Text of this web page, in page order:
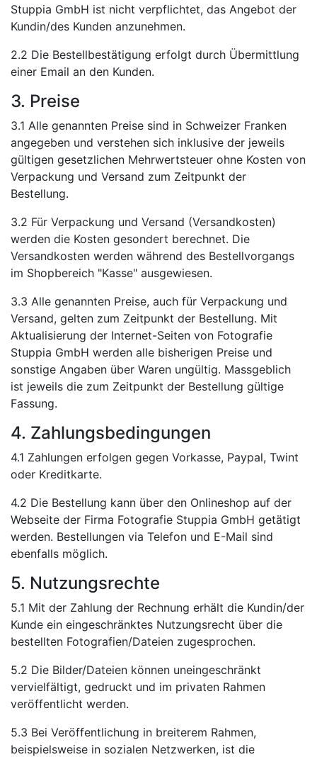
Stuppia GmbH ist nicht verpflichtet, das Angebot der
Kundin/des Kunden anzunehmen.
2.2 Die Bestellbestätigung erfolgt durch Übermittlung
einer Email an den Kunden.
3. Preise
3.1 Alle genannten Preise sind in Schweizer Franken
angegeben und verstehen sich inklusive der jeweils
gültigen gesetzlichen Mehrwertsteuer ohne Kosten von
Verpackung und Versand zum Zeitpunkt der
Bestellung.
3.2 Für Verpackung und Versand (Versandkosten)
werden die Kosten gesondert berechnet. Die
Versandkosten werden während des Bestellvorgangs
im Shopbereich "Kasse" ausgewiesen.
3.3 Alle genannten Preise, auch für Verpackung und
Versand, gelten zum Zeitpunkt der Bestellung. Mit
Aktualisierung der Internet-Seiten von Fotografie
Stuppia GmbH werden alle bisherigen Preise und
sonstige Angaben über Waren ungültig. Massgeblich
ist jeweils die zum Zeitpunkt der Bestellung gültige
Fassung.
4. Zahlungsbedingungen
4.1 Zahlungen erfolgen gegen Vorkasse, Paypal, Twint
oder Kreditkarte.
4.2 Die Bestellung kann über den Onlineshop auf der
Webseite der Firma Fotografie Stuppia GmbH getätigt
werden. Bestellungen via Telefon und E-Mail sind
ebenfalls möglich.
5. Nutzungsrechte
5.1 Mit der Zahlung der Rechnung erhält die Kundin/der
Kunde ein eingeschränktes Nutzungsrecht über die
bestellten Fotografien/Dateien zugesprochen.
5.2 Die Bilder/Dateien können uneingeschränkt
vervielfältigt, gedruckt und im privaten Rahmen
veröffentlicht werden.
5.3 Bei Veröffentlichung in breiterem Rahmen,
beispielsweise in sozialen Netzwerken, ist die